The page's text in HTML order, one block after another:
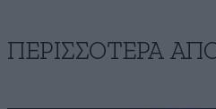
ΠΕΡΙΣΣΟΤΕΡΑ